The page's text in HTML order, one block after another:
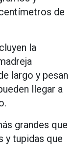
de
la
largo y pesan
llegar a
grandes que
y tupidas que